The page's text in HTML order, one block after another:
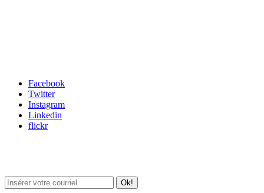
Facebook
Twitter
Instagram
Linkedin
flickr